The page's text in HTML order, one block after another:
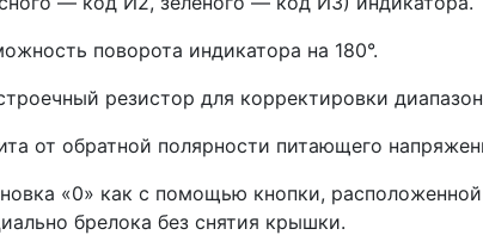
поворота индикатора на 180°.
резистор для корректировки
от обратной полярности питающего
«0» как с помощью кнопки,
брелока без снятия крышки.